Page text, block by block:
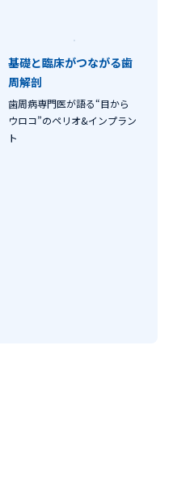
基礎と臨床がつながる歯
周解剖
歯周病専門医が語る“目から
ウロコ”のペリオ&インプラン
ト